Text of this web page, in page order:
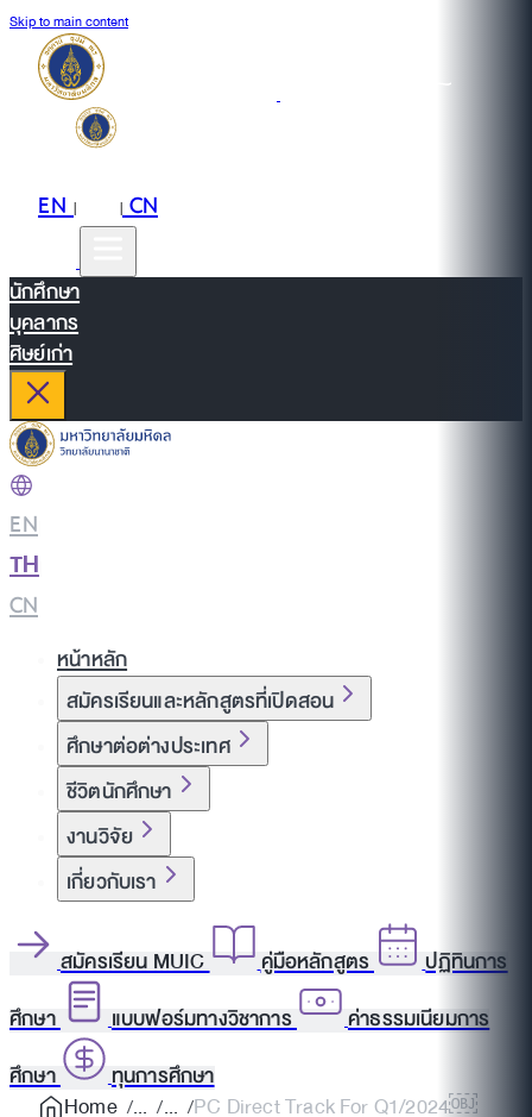
Skip to main content
EN| |CN
นักศึกษา
บุคลากร
ศิษย์เก่า
EN
TH
CN
หน้าหลัก
สมัครเรียนและหลักสูตรที่เปิดสอน
ศึกษาต่อต่างประเทศ
ชีวิตนักศึกษา
งานวิจัย
เกี่ยวกับเรา
สมัครเรียน MUIC คู่มือหลักสูตร
ปฏิทินการ
ศึกษา
แบบฟอร์มทางวิชาการ
ค่าธรรมเนียมการ
ศึกษา
ทุนการศึกษา
Home
PC Direct Track For Q1/2024￼